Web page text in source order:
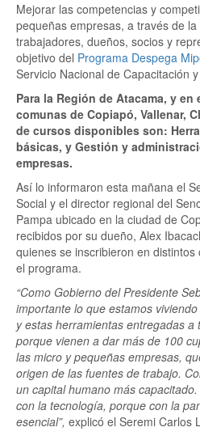
Mejorar las competencias y
pequeñas empresas, a través de
trabajadores, dueños, socios y
objetivo del Programa Despega
Servicio Nacional de Capacitación
Para la Región de Atacama, y
comunas de Copiapó, Vallenar,
de cursos disponibles son:
básicas, y Gestión y
empresas.
Así lo informaron esta mañana el
Social y el director regional del
Pampa ubicado en la ciudad de
recibidos por su dueño, Alex
quienes se inscribieron en
el programa.
“Como Gobierno del Presidente
importante lo que estamos
y estas herramientas entregadas a
porque vienen a dar más de 100
las micro y pequeñas empresas,
origen de las fuentes de trabajo.
un capital humano más
con la tecnología, porque con la
esencial”, explicó el Seremi Carlos